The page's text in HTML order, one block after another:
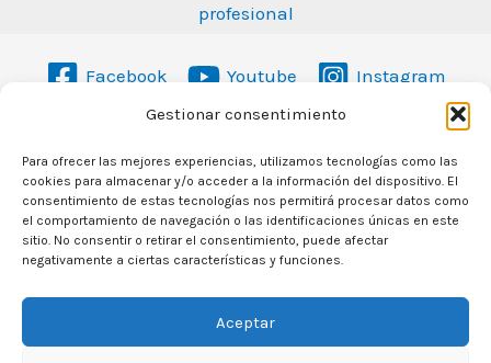
Gestionar consentimiento
Para ofrecer las mejores experiencias, utilizamos tecnologías como las
cookies para almacenar y/o acceder a la información del dispositivo. El
consentimiento de estas tecnologías nos permitirá procesar datos como
el comportamiento de navegación o las identificaciones únicas en este
sitio. No consentir o retirar el consentimiento, puede afectar
negativamente a ciertas características y funciones.
Aceptar
profesional
Facebook Youtube Instagram
958 467 393
info@oal-albolote.com
Avda. Jacobo Camarero s/n
18220 Albolote (Granada)
Política de privacidad